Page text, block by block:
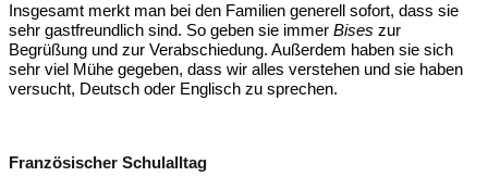
Insgesamt merkt man bei den Familien generell sofort, dass sie
sehr gastfreundlich sind. So geben sie immer Bises zur
Begrüßung und zur Verabschiedung. Außerdem haben sie sich
sehr viel Mühe gegeben, dass wir alles verstehen und sie haben
versucht, Deutsch oder Englisch zu sprechen.
Französischer Schulalltag